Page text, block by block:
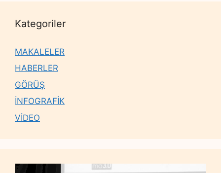
Kategoriler
MAKALELER
HABERLER
GÖRÜŞ
İNFOGRAFİK
VİDEO